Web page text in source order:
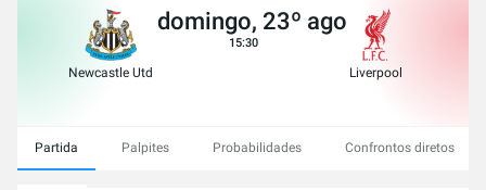
Newcastle Utd
domingo, 23º ago
15:30
Liverpool
Partida Palpites Probabilidades Confrontos diretos